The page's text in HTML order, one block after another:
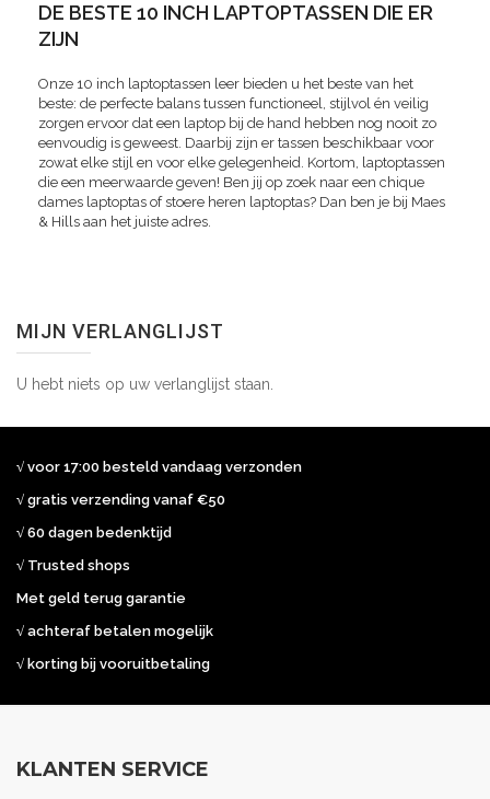
DE BESTE 10 INCH LAPTOPTASSEN DIE ER
ZIJN
Onze 10 inch laptoptassen leer bieden u het beste van het
beste: de perfecte balans tussen functioneel, stijlvol én veilig
zorgen ervoor dat een laptop bij de hand hebben nog nooit zo
eenvoudig is geweest. Daarbij zijn er tassen beschikbaar voor
zowat elke stijl en voor elke gelegenheid. Kortom, laptoptassen
die een meerwaarde geven! Ben jij op zoek naar een chique
dames laptoptas of stoere heren laptoptas? Dan ben je bij Maes
& Hills aan het juiste adres.
MIJN VERLANGLIJST
U hebt niets op uw verlanglijst staan.
√ voor 17:00 besteld vandaag verzonden
√ gratis verzending vanaf €50
√ 60 dagen bedenktijd
√ Trusted shops
Met geld terug garantie
√ achteraf betalen mogelijk
√ korting bij vooruitbetaling
KLANTEN SERVICE